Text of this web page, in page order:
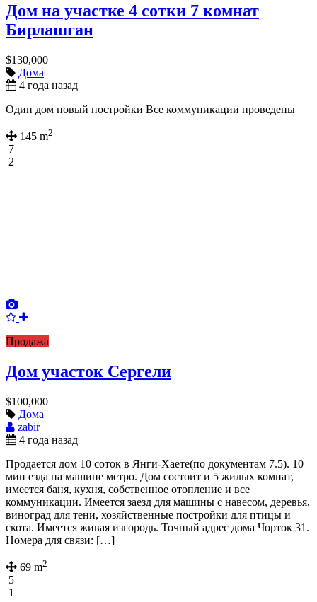
Дом на участке 4 сотки 7 комнат
Бирлашган
$130,000
Дома
4 года назад
Один дом новый постройки Все коммуникации проведены
145 m2
7
2
Продажа
Дом участок Сергели
$100,000
Дома
zabir
4 года назад
Продается дом 10 соток в Янги-Хаете(по документам 7.5). 10
мин езда на машине метро. Дом состоит и 5 жилых комнат,
имеется баня, кухня, собственное отопление и все
коммуникации. Имеется заезд для машины с навесом, деревья,
виноград для тени, хозяйственные постройки для птицы и
скота. Имеется живая изгородь. Точный адрес дома Чорток 31.
Номера для связи: […]
69 m2
5
1